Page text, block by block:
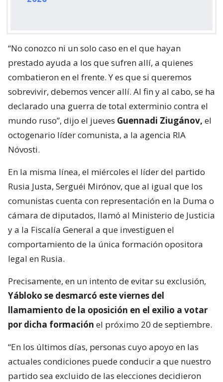
“No conozco ni un solo caso en el que hayan
prestado ayuda a los que sufren allí, a quienes
combatieron en el frente. Y es que si queremos
sobrevivir, debemos vencer allí. Al fin y al cabo, se ha
declarado una guerra de total exterminio contra el
mundo ruso”, dijo el jueves Guennadi Ziugánov, el
octogenario líder comunista, a la agencia RIA
Nóvosti.
En la misma línea, el miércoles el líder del partido
Rusia Justa, Serguéi Mirónov, que al igual que los
comunistas cuenta con representación en la Duma o
cámara de diputados, llamó al Ministerio de Justicia
y a la Fiscalía General a que investiguen el
comportamiento de la única formación opositora
legal en Rusia.
Precisamente, en un intento de evitar su exclusión,
Yábloko se desmarcó este viernes del
llamamiento de la oposición en el exilio a votar
por dicha formación el próximo 20 de septiembre.
“En los últimos días, personas cuyo apoyo en las
actuales condiciones puede conducir a que nuestro
partido sea excluido de las elecciones decidieron